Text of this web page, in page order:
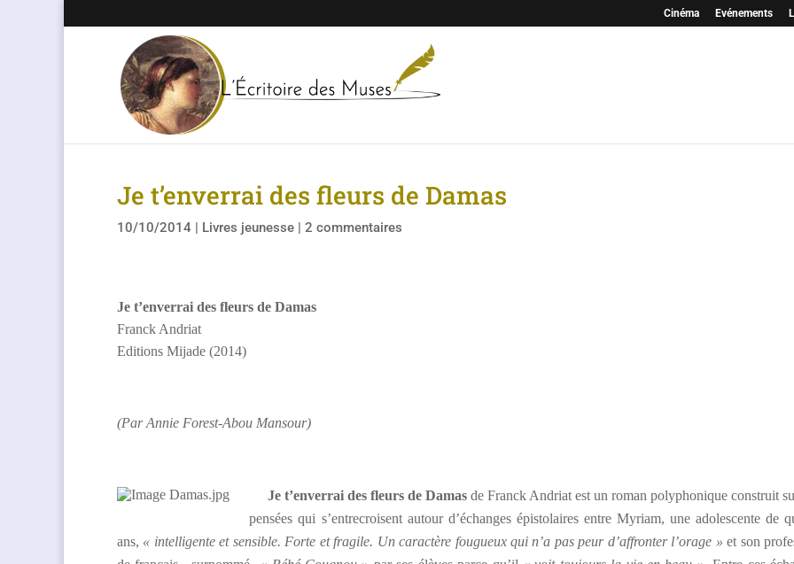
Cinéma Evénements
Je t’enverrai des fleurs de Damas
10/10/2014 | Livres jeunesse | 2 commentaires
Je t’enverrai des fleurs de Damas
Franck Andriat
Editions Mijade (2014)
(Par Annie Forest-Abou Mansour)
Je t’enverrai des fleurs de Damas de Franck Andriat est un roman polyphonique construit
pensées qui s’entrecroisent autour d’échanges épistolaires entre Myriam, une adolescente de
ans, « intelligente et sensible. Forte et fragile. Un caractère fougueux qui n’a pas peur d’affronter l’orage » et son